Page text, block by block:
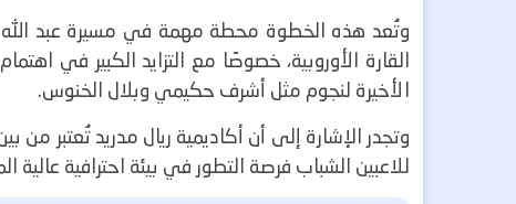
وتُعد هذه الخطوة محطة مهمة في مسيرة عبد الله
القارة الأوروبية، خصوصًا مع التزايد الكبير في
الأخيرة لنجوم مثل أشرف حكيمي وبلال الخنوس.
وتجدر الإشارة إلى أن أكاديمية ريال مدريد تُعتبر من
للاعبين الشباب فرصة التطور في بيئة احترافية عالية